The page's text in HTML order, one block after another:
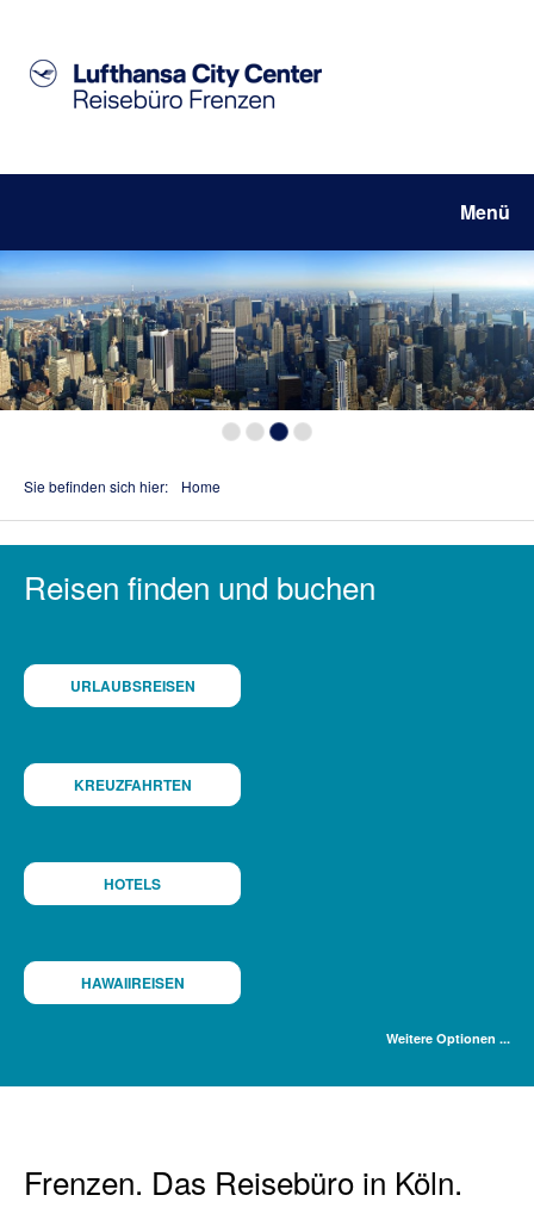
Menü
Sie befinden sich hier: Home
Reisen finden und buchen
URLAUBSREISEN
KREUZFAHRTEN
HOTELS
HAWAIIREISEN
Weitere Optionen ...
Frenzen. Das Reisebüro in Köln.